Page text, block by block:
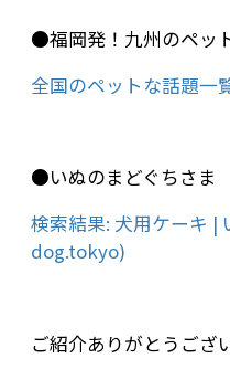
●福岡発！九州のペッ
全国のペットな話題
●いぬのまどぐちさま
検索結果: 犬用ケーキ |
dog.tokyo)
ご紹介ありがとうござ